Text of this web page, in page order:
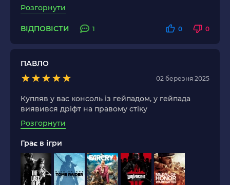
Розгорнути
ВІДПОВІСТИ 1 0 0
ПАВЛО
02 березня 2025
Купляв у вас консоль із гейпадом, у гейпада
виявився дріфт на правому стіку
Розгорнути
Грає в ігри